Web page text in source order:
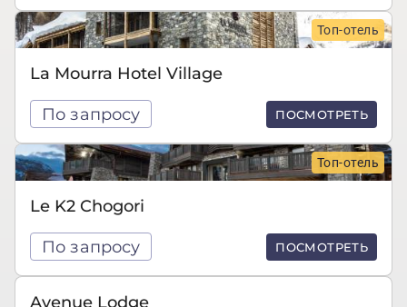
Топ-отель
La Mourra Hotel Village
По запросу ПОСМОТРЕТЬ
Топ-отель
Le K2 Chogori
По запросу ПОСМОТРЕТЬ
Avenue Lodge